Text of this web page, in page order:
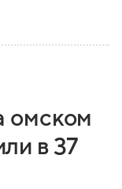
омском
в 37